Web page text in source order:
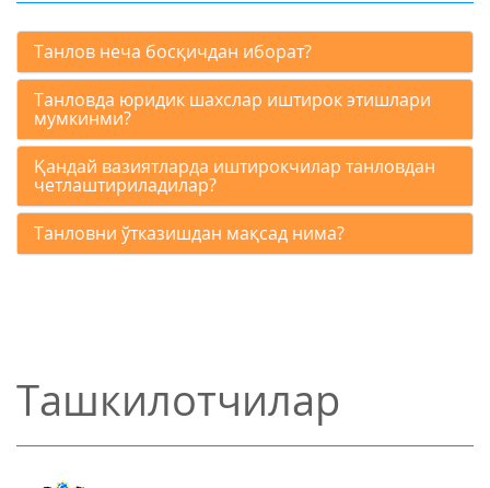
Танлов неча босқичдан иборат?
Танловда юридик шахслар иштирок этишлари
мумкинми?
Қандай вазиятларда иштирокчилар танловдан
четлаштириладилар?
Танловни ўтказишдан мақсад нима?
Ташкилотчилар